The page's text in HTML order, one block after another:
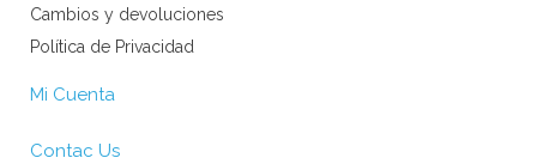
Cambios y devoluciones
Política de Privacidad
Mi Cuenta
Contac Us